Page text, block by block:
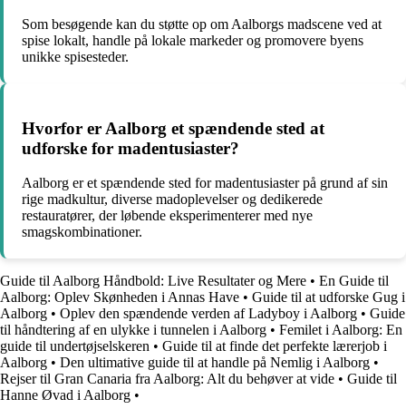
Som besøgende kan du støtte op om Aalborgs madscene ved at
spise lokalt, handle på lokale markeder og promovere byens
unikke spisesteder.
Hvorfor er Aalborg et spændende sted at
udforske for madentusiaster?
Aalborg er et spændende sted for madentusiaster på grund af sin
rige madkultur, diverse madoplevelser og dedikerede
restauratører, der løbende eksperimenterer med nye
smagskombinationer.
Guide til Aalborg Håndbold: Live Resultater og Mere • En Guide til
Aalborg: Oplev Skønheden i Annas Have • Guide til at udforske Gug i
Aalborg • Oplev den spændende verden af Ladyboy i Aalborg • Guide
til håndtering af en ulykke i tunnelen i Aalborg • Femilet i Aalborg: En
guide til undertøjselskeren • Guide til at finde det perfekte lærerjob i
Aalborg • Den ultimative guide til at handle på Nemlig i Aalborg •
Rejser til Gran Canaria fra Aalborg: Alt du behøver at vide • Guide til
Hanne Øvad i Aalborg •